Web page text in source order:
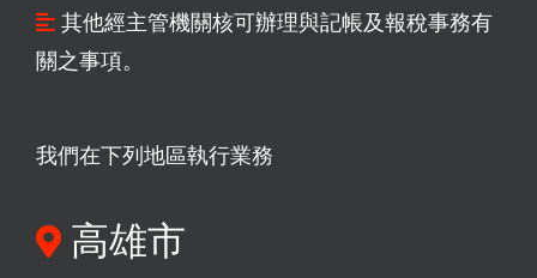
其他經主管機關核可辦理與記帳及報稅事務有
關之事項。
我們在下列地區執行業務
高雄市